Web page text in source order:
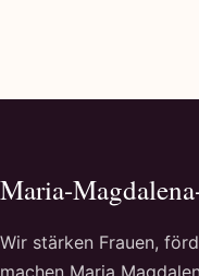
Maria-
Wir stärken Frauen,
machen Maria